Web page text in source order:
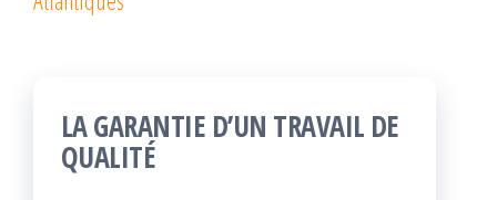
LA GARANTIE D’UN TRAVAIL DE
QUALITÉ